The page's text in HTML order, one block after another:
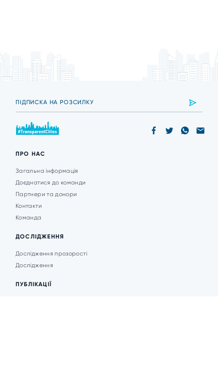
ПРО НАС
Загальна інформація
Доєднатися до команди
Партнери та донори
Контакти
Команда
ДОСЛІДЖЕННЯ
Дослідження прозорості
Дослідження
ПУБЛІКАЦІЇ